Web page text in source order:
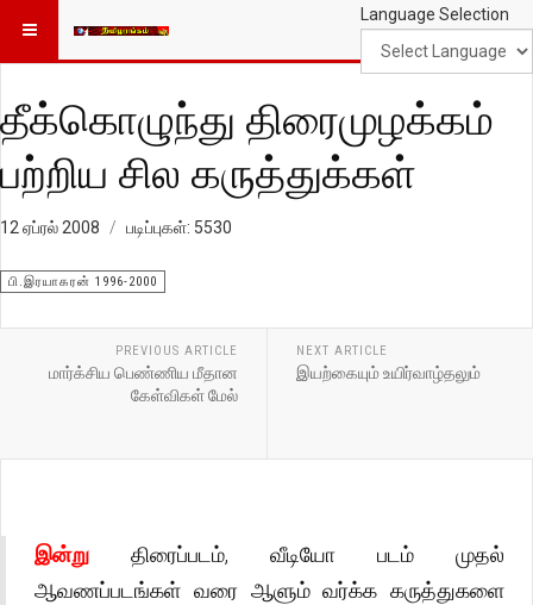
Language Selection
தீக்கொழுந்து திரைமுழக்கம்
பற்றிய சில கருத்துக்கள்
12 ஏப்ரல் 2008 படிப்புகள்: 5530
பி.இரயாகரன் 1996-2000
PREVIOUS ARTICLE
மார்க்சிய பெண்ணிய மீதான
கேள்விகள் மேல்
NEXT ARTICLE
இயற்கையும் உயிர்வாழ்தலும்
இன்று திரைப்படம், வீடியோ படம் முதல்
ஆவணப்படங்கள் வரை ஆளும் வர்க்க கருத்துகளை